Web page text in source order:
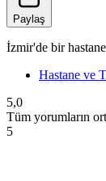
Paylaş
İzmir'de bir
Hastane ve
5,0
Tüm yorumların
5